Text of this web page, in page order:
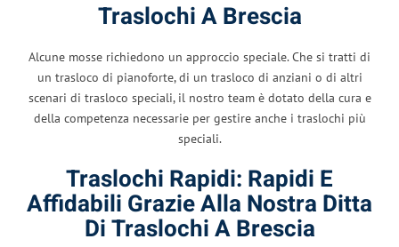
Traslochi A Brescia
Alcune mosse richiedono un approccio speciale. Che si tratti di
un trasloco di pianoforte, di un trasloco di anziani o di altri
scenari di trasloco speciali, il nostro team è dotato della cura e
della competenza necessarie per gestire anche i traslochi più
speciali.
Traslochi Rapidi: Rapidi E
Affidabili Grazie Alla Nostra Ditta
Di Traslochi A Brescia